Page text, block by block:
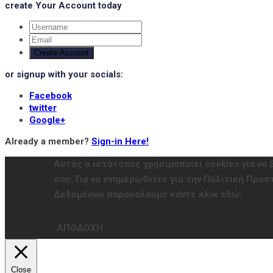
create Your Account today
Create Account
or signup with your socials:
Facebook
twitter
Google+
Already a member? Sign-in Here!
Αυτός ο ιστότοπος χρησιμοποιεί cookies για να
σας. Για να ενημερωθείτε για την Πολιτική
Δεδομένων παρακαλούμε κάντε κλικ εδώ:
ΑΠΟΔΟΧΗ
Close